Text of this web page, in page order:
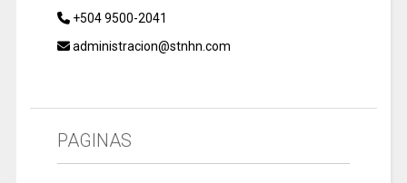
+504 9500-2041
administracion@stnhn.com
PAGINAS